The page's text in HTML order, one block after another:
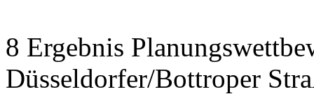
8 Ergebnis
Düsseldorfer/Bottroper